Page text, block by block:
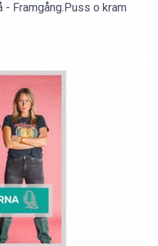
- Framgång.Puss o kram